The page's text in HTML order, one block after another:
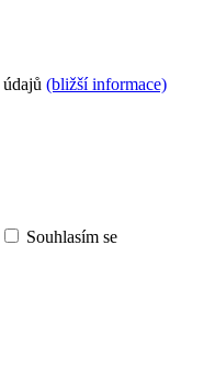
(bližší informace)
Souhlasím se